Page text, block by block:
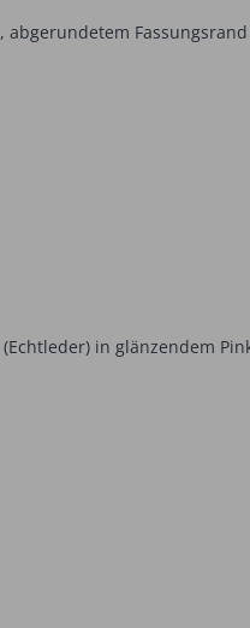
in glänzendem